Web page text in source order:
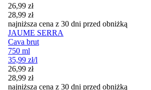
Cena promocyjna
26,99 zł
28,99 zł
najniższa cena z 30 dni przed obniżką
JAUME SERRA
Cava brut
750 ml
35,99 zł/l
Cena promocyjna
26,99 zł
28,99 zł
najniższa cena z 30 dni przed obniżką